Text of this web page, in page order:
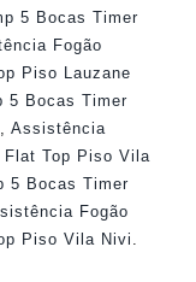
5 Bocas Timer
Fogão
Piso Lauzane
5 Bocas Timer
Assistência
Flat Top Piso Vila
5 Bocas Timer
Fogão
Piso Vila Nivi